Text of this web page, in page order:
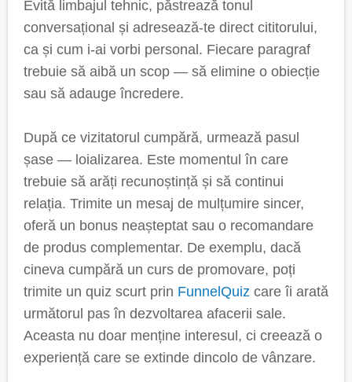
Evită limbajul tehnic, păstrează tonul
conversațional și adresează-te direct cititorului,
ca și cum i-ai vorbi personal. Fiecare paragraf
trebuie să aibă un scop — să elimine o obiecție
sau să adauge încredere.
După ce vizitatorul cumpără, urmează pasul
șase — loializarea. Este momentul în care
trebuie să arăți recunoștință și să continui
relația. Trimite un mesaj de mulțumire sincer,
oferă un bonus neașteptat sau o recomandare
de produs complementar. De exemplu, dacă
cineva cumpără un curs de promovare, poți
trimite un quiz scurt prin FunnelQuiz care îi arată
următorul pas în dezvoltarea afacerii sale.
Aceasta nu doar menține interesul, ci creează o
experiență care se extinde dincolo de vânzare.